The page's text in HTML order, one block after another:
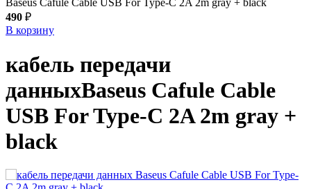
Baseus Cafule Cable USB For Type-C 2A 2m gray + black
490 ₽
В корзину
кабель передачи
данныхBaseus Cafule Cable
USB For Type-C 2A 2m gray +
black